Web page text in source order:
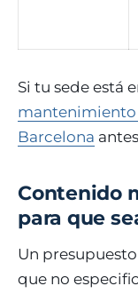
Si tu sede está
mantenimiento
Barcelona
Contenido
para que
Un
que no